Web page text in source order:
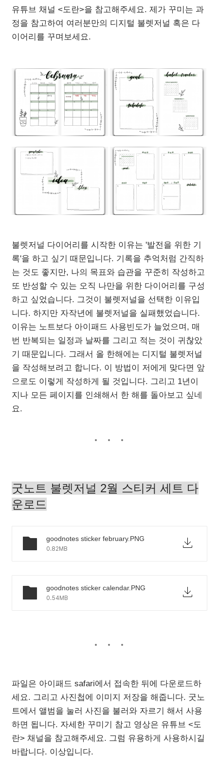
유튜브 채널 <도란>을 참고해주세요. 제가 꾸미는 과
정을 참고하여 여러분만의 디지털 불렛저널 혹은 다
이어리를 꾸며보세요.
불렛저널 다이어리를 시작한 이유는 '발전을 위한 기
록'을 하고 싶기 때문입니다. 기록을 추억처럼 간직하
는 것도 좋지만, 나의 목표와 습관을 꾸준히 작성하고
또 반성할 수 있는 오직 나만을 위한 다이어리를 구성
하고 싶었습니다. 그것이 불렛저널을 선택한 이유입
니다. 하지만 자작년에 불렛저널을 실패했었습니다.
이유는 노트보다 아이패드 사용빈도가 늘었으며, 매
번 반복되는 일정과 날짜를 그리고 적는 것이 귀찮았
기 때문입니다. 그래서 올 한해에는 디지털 불렛저널
을 작성해보려고 합니다. 이 방법이 저에게 맞다면 앞
으로도 이렇게 작성하게 될 것입니다. 그리고 1년이
지나 모든 페이지를 인쇄해서 한 해를 돌아보고 싶네
요.
굿노트 불렛저널 2월 스티커 세트 다
운로드
goodnotes sticker february.PNG
0.82MB
goodnotes sticker calendar.PNG
0.54MB
파일은 아이패드 safari에서 접속한 뒤에 다운로드하
세요. 그리고 사진첩에 이미지 저장을 해줍니다. 굿노
트에서 앨범을 눌러 사진을 불러와 자르기 해서 사용
하면 됩니다. 자세한 꾸미기 참고 영상은 유튜브 <도
란> 채널을 참고해주세요. 그럼 유용하게 사용하시길
바랍니다. 이상입니다.